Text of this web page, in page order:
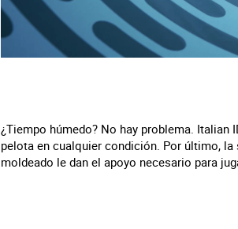
¿Tiempo húmedo? No hay problema. Italian
pelota en cualquier condición. Por último,
moldeado le dan el apoyo necesario para